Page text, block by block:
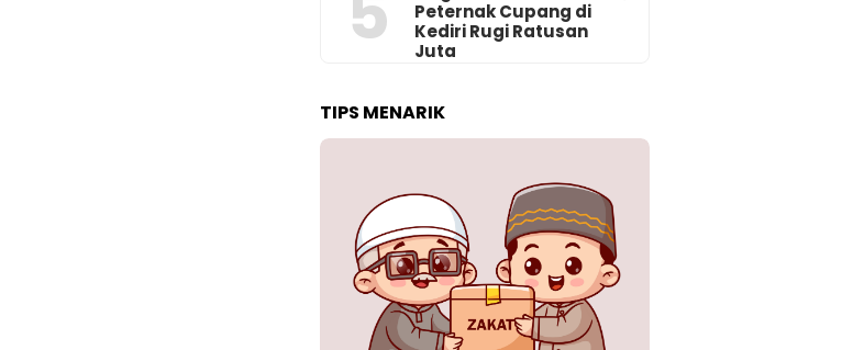
Peternak Cupang di
Kediri Rugi Ratusan
Juta
TIPS MENARIK